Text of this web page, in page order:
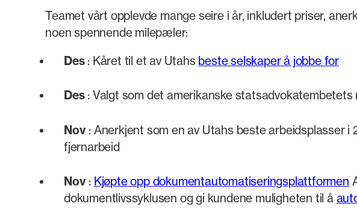
Teamet vårt opplevde mange seire i år, inkludert priser,
noen spennende milepæler:
Des: Kåret til et av Utahs beste selskaper å jobbe for
Des: Valgt som det amerikanske statsadvokatembetets
Nov: Anerkjent som en av Utahs beste arbeidsplasser i
fjernarbeid
Nov: Kjøpte opp dokumentautomatiseringsplattformen
dokumentlivssyklusen og gi kundene muligheten til å